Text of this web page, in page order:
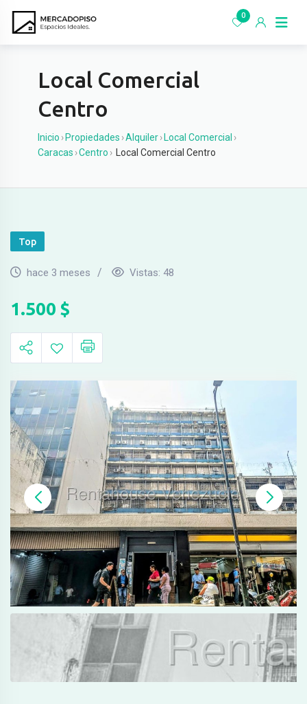
0
Local Comercial
Centro
Inicio › Propiedades ›Alquiler› Local Comercial ›
Caracas ›Centro › Local Comercial Centro
Top
hace 3 meses Vistas: 48
1.500 $